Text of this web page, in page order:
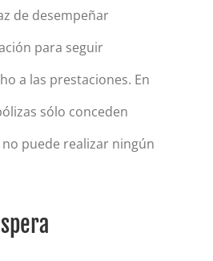
de desempeñar
para seguir
a las prestaciones. En
sólo conceden
puede realizar ningún